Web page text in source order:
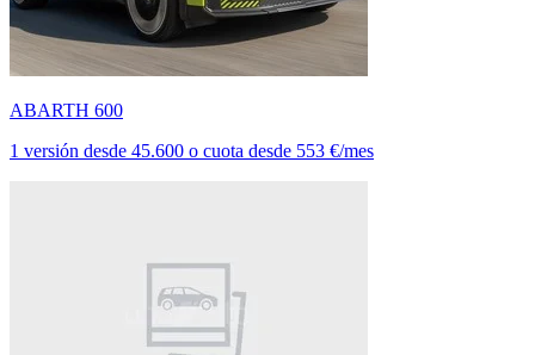
ABARTH 600
1 versión desde 45.600 o cuota desde 553 €/mes